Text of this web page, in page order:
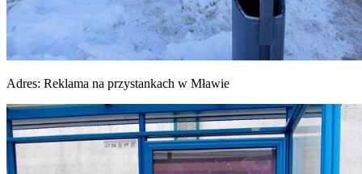
Adres: Reklama na przystankach w Mławie